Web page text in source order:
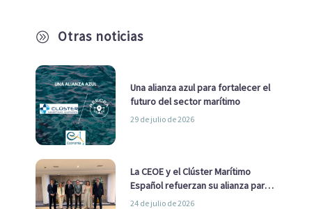
A Otras noticias
Una alianza azul para fortalecer el
futuro del sector marítimo
29 de julio de 2026
La CEOE y el Clúster Marítimo
Español refuerzan su alianza para
impulsar una estrategia Nacional
24 de julio de 2026